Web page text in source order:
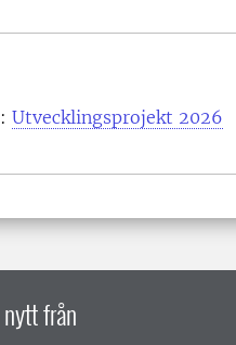
Utvecklingsprojekt 2026
från